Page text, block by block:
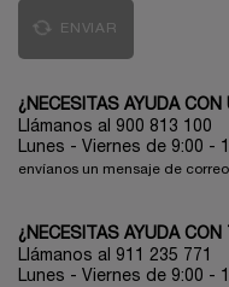
ENVIAR
¿NECESITAS AYUDA
Llámanos al 900 813 100
Lunes - Viernes de 9:00 -
envíanos un mensaje de
¿NECESITAS AYUDA CON
Llámanos al 911 235 771
Lunes - Viernes de 9:00 -